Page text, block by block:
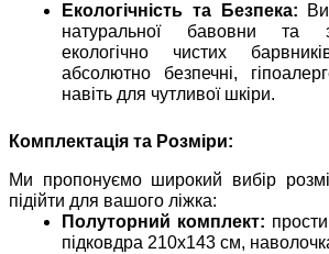
Екологічність та Безпека:
натуральної бавовни та
екологічно чистих
абсолютно безпечні,
навіть для чутливої шкіри.
Комплектація та Розміри:
Ми пропонуємо широкий вибір
підійти для вашого ліжка:
Полуторний комплект:
підковдра 210х143 см,